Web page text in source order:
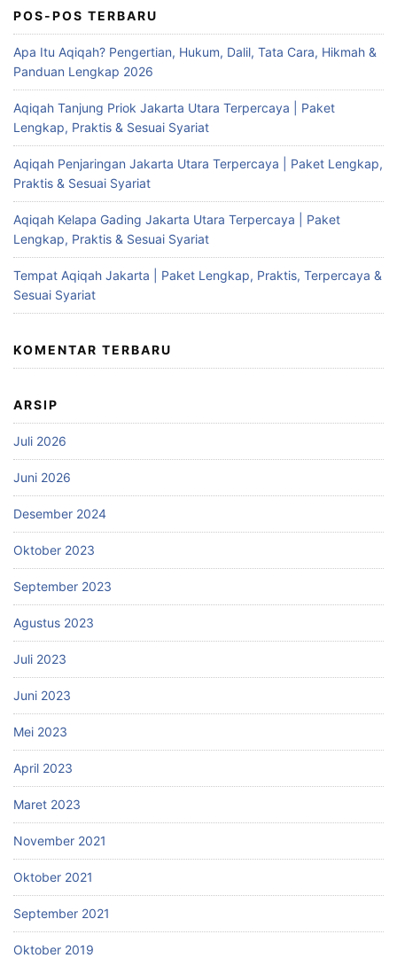
POS-POS TERBARU
Apa Itu Aqiqah? Pengertian, Hukum, Dalil, Tata Cara, Hikmah &
Panduan Lengkap 2026
Aqiqah Tanjung Priok Jakarta Utara Terpercaya | Paket
Lengkap, Praktis & Sesuai Syariat
Aqiqah Penjaringan Jakarta Utara Terpercaya | Paket Lengkap,
Praktis & Sesuai Syariat
Aqiqah Kelapa Gading Jakarta Utara Terpercaya | Paket
Lengkap, Praktis & Sesuai Syariat
Tempat Aqiqah Jakarta | Paket Lengkap, Praktis, Terpercaya &
Sesuai Syariat
KOMENTAR TERBARU
ARSIP
Juli 2026
Juni 2026
Desember 2024
Oktober 2023
September 2023
Agustus 2023
Juli 2023
Juni 2023
Mei 2023
April 2023
Maret 2023
November 2021
Oktober 2021
September 2021
Oktober 2019